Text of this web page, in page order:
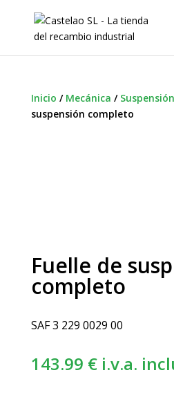
Inicio / Mecánica /
suspensión completo
Fuelle de
completo
SAF 3 229 0029 00
143.99 € i.v.a.